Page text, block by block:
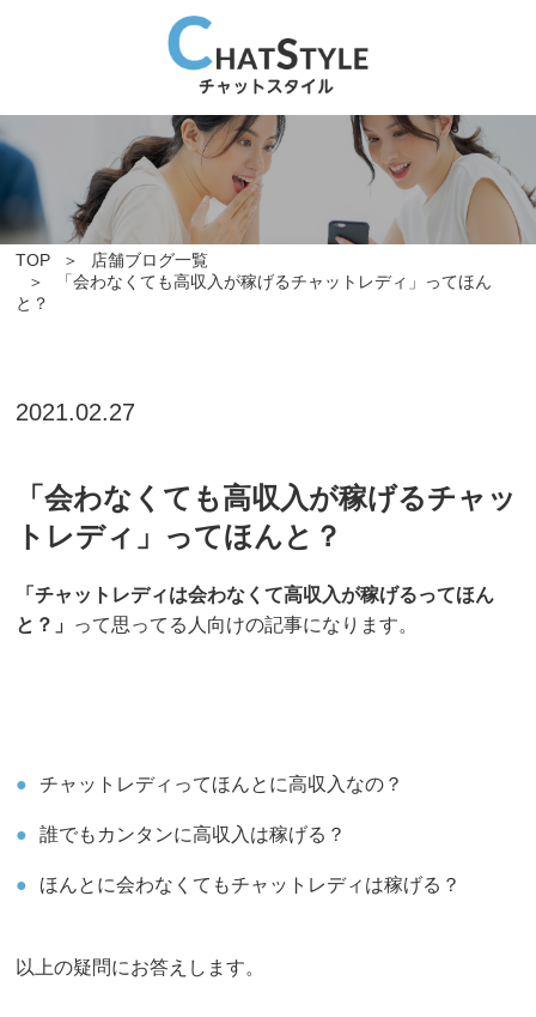
TOP
店舗ブログ一覧
「会わなくても高収入が稼げるチャットレディ」ってほん
と？
2021.02.27
「会わなくても高収入が稼げるチャッ
トレディ」ってほんと？
「チャットレディは会わなくて高収入が稼げるってほん
と？」 って思ってる人向けの記事になります。
チャットレディってほんとに高収入なの？
誰でもカンタンに高収入は稼げる？
ほんとに会わなくてもチャットレディは稼げる？
以上の疑問にお答えします。